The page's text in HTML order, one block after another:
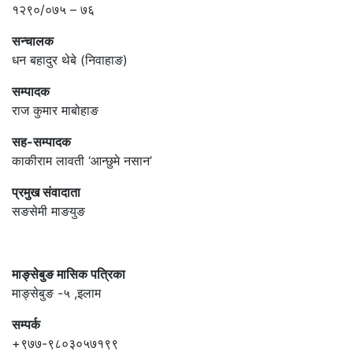
१२९०/०७५ – ७६
सन्चालक
धन बहादुर थेबे (निवाहाङ)
सम्पादक
राज कुमार माबोहाङ
सह-सम्पादक
काकीराम लावती ‘आन्छुमे नसान’
प्रमुख संवादाता
सङसेमी माङयुङ
माङ्सेबुङ मासिक पत्रिका
माङ्सेबुङ -५ ,इलाम
सम्पर्क
+९७७-९८०३०५७१९९